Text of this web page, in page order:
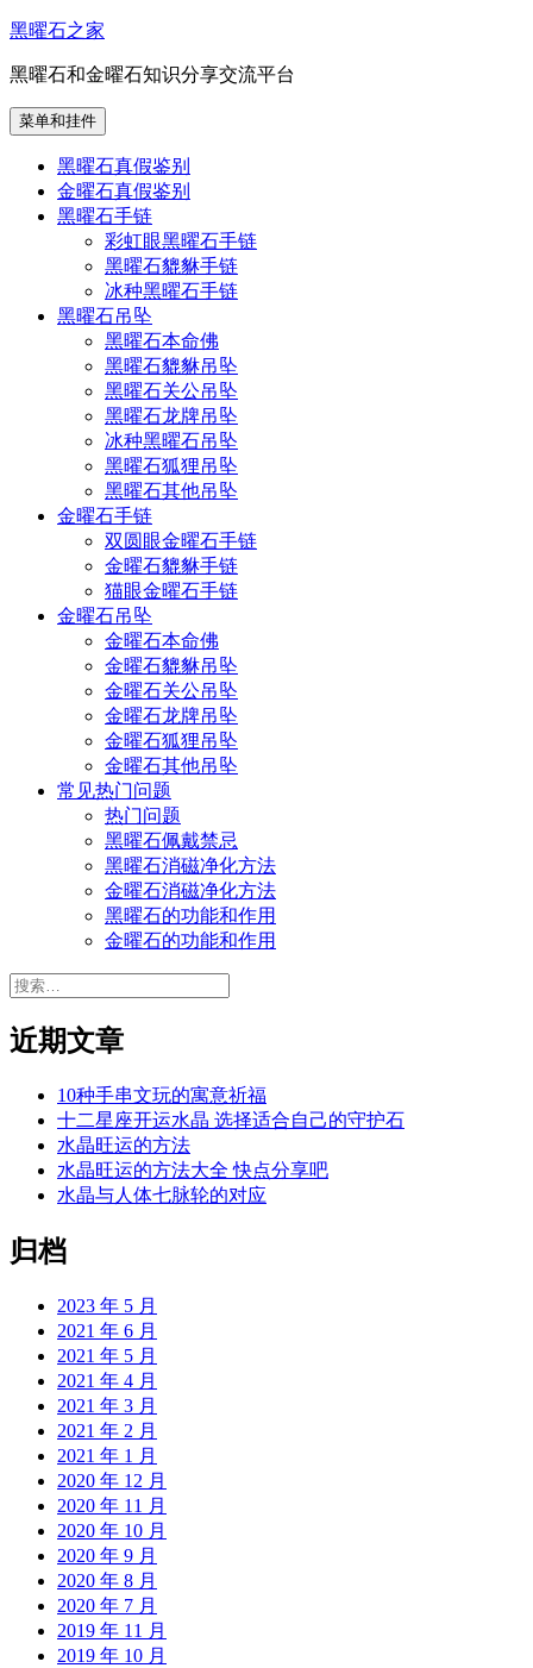
跳
内
容
黑曜石之家
黑曜石和金曜石知识分享交流平台
菜单和挂件
黑曜石真假鉴别
金曜石真假鉴别
黑曜石手链
彩虹眼黑曜石手链
黑曜石貔貅手链
冰种黑曜石手链
黑曜石吊坠
黑曜石本命佛
黑曜石貔貅吊坠
黑曜石关公吊坠
黑曜石龙牌吊坠
冰种黑曜石吊坠
黑曜石狐狸吊坠
黑曜石其他吊坠
金曜石手链
双圆眼金曜石手链
金曜石貔貅手链
猫眼金曜石手链
金曜石吊坠
金曜石本命佛
金曜石貔貅吊坠
金曜石关公吊坠
金曜石龙牌吊坠
金曜石狐狸吊坠
金曜石其他吊坠
常见热门问题
热门问题
黑曜石佩戴禁忌
黑曜石消磁净化方法
金曜石消磁净化方法
黑曜石的功能和作用
金曜石的功能和作用
搜
近期文章
10种手串文玩的寓意祈福
十二星座开运水晶 选择适合自己的守护石
水晶旺运的方法
水晶旺运的方法大全 快点分享吧
水晶与人体七脉轮的对应
归档
2023 年 5 月
2021 年 6 月
2021 年 5 月
2021 年 4 月
2021 年 3 月
2021 年 2 月
2021 年 1 月
2020 年 12 月
2020 年 11 月
2020 年 10 月
2020 年 9 月
2020 年 8 月
2020 年 7 月
2019 年 11 月
2019 年 10 月